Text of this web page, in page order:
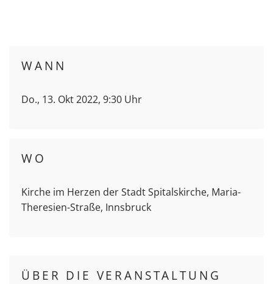
WANN
Do., 13. Okt 2022, 9:30 Uhr
WO
Kirche im Herzen der Stadt Spitalskirche, Maria-
Theresien-Straße, Innsbruck
ÜBER DIE VERANSTALTUNG